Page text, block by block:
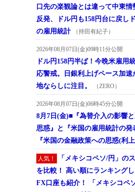
口先の楽観論とは違って中東情
反発、ドル円も158円台に戻し
の雇用統計
（持田有紀子）
2026年08月07日(金)09時11分公開
ドル円158円半ば！今晩米雇用
応警戒。日銀利上げペース加速
地ならしに注目。
（ZERO）
2026年08月07日(金)06時45分公開
8月7日(金)■『為替介入の影響
思惑』と『米国の雇用統計の発
『米国の金融政策への思惑(利
人気！
「メキシコペソ/円」の
を比較！ 高い順にランキング
FX口座も紹介！ 「メキシコペ